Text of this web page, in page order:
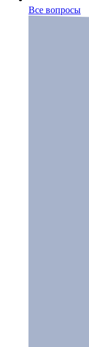
Все вопросы